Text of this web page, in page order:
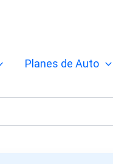
Planes de Auto